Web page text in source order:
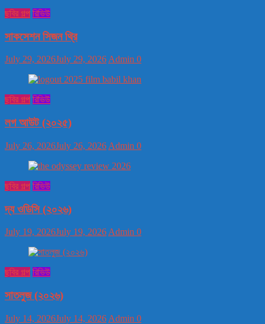
ছবির গল্প রিভিউ
সাকসেশন সিজন থ্রি
July 29, 2026July 29, 2026Admin 0
ছবির গল্প রিভিউ
লগ আউট (২০২৫)
July 26, 2026July 26, 2026 Admin 0
ছবির গল্প রিভিউ
দ্য ওডিসি (২০২৬)
July 19, 2026July 19, 2026 Admin 0
ছবির গল্প রিভিউ
সাতলুজ (২০২৬)
July 14, 2026July 14, 2026 Admin 0